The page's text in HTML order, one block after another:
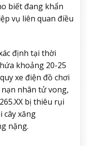
biết đang khẩn
vụ liên quan điều
định tại thời
khoảng 20-25
xe điện đồ chơi
nhân tử vong,
bị thiêu rụi
cây xăng
nặng.